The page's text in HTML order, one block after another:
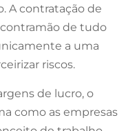
A contratação de
de tudo
a uma
riscos.
de lucro, o
como as empresas